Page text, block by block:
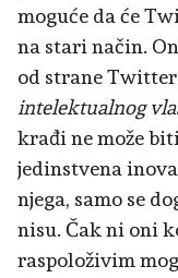
moguće da će
na stari način.
od strane
intelektualnog
krađi ne može
jedinstvena
njega, samo se
nisu. Čak ni oni
raspoloživim